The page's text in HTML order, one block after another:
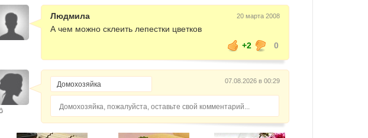
Людмила 20 марта 2008
А чем можно склеить лепестки цветков
+2
0
07.08.2026 в 00:29
Домохозяйка, пожалуйста, оставьте свой комментарий...